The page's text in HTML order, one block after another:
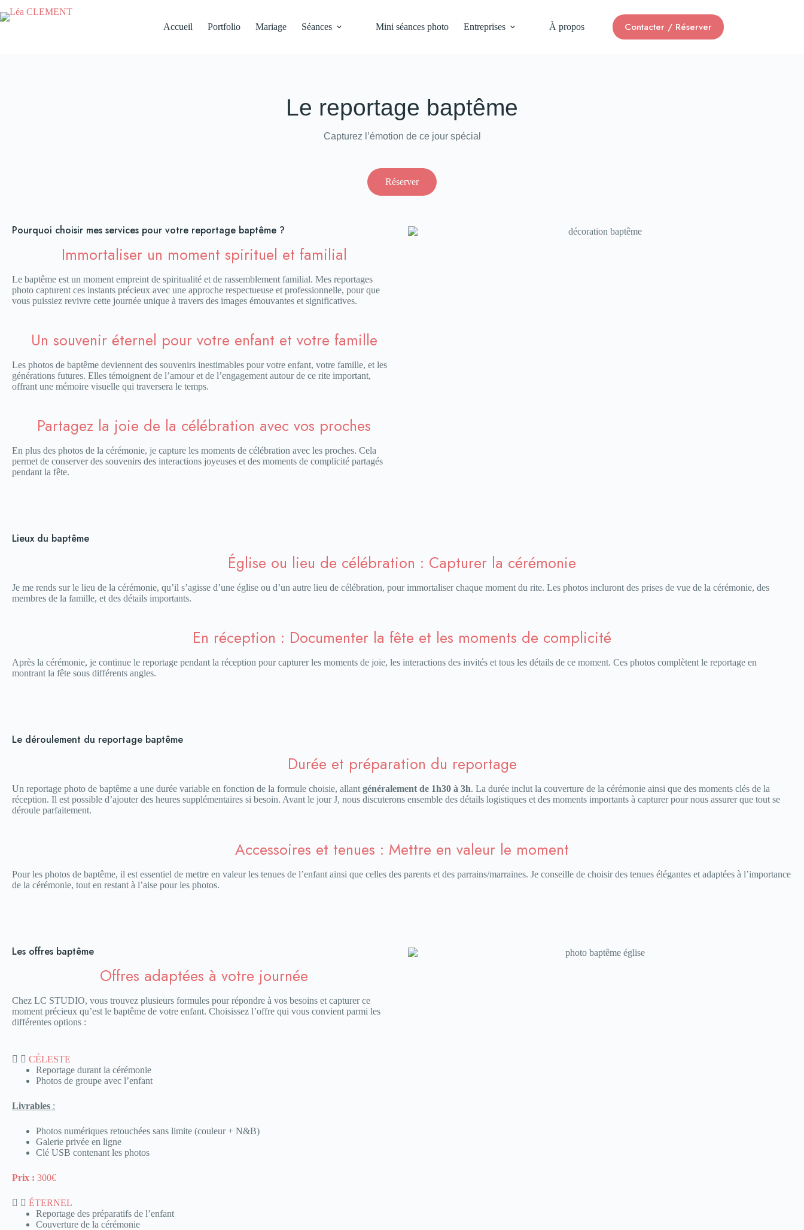
Accueil Portfolio Mariage Séances Mini séances photo Entreprises À propos Contacter / Réserver
Le reportage baptême
Capturez l’émotion de ce jour spécial
Réserver
Pourquoi choisir mes services pour votre reportage baptême ?
Immortaliser un moment spirituel et familial
Le baptême est un moment empreint de spiritualité et de rassemblement familial. Mes reportages
photo capturent ces instants précieux avec une approche respectueuse et professionnelle, pour que
vous puissiez revivre cette journée unique à travers des images émouvantes et significatives.
Un souvenir éternel pour votre enfant et votre famille
Les photos de baptême deviennent des souvenirs inestimables pour votre enfant, votre famille, et les
générations futures. Elles témoignent de l’amour et de l’engagement autour de ce rite important,
offrant une mémoire visuelle qui traversera le temps.
Partagez la joie de la célébration avec vos proches
En plus des photos de la cérémonie, je capture les moments de célébration avec les proches. Cela
permet de conserver des souvenirs des interactions joyeuses et des moments de complicité partagés
pendant la fête.
Lieux du baptême
Église ou lieu de célébration : Capturer la cérémonie
Je me rends sur le lieu de la cérémonie, qu’il s’agisse d’une église ou d’un autre lieu de célébration, pour immortaliser chaque moment du rite. Les photos incluront des prises de vue de la cérémonie, des
membres de la famille, et des détails importants.
En réception : Documenter la fête et les moments de complicité
Après la cérémonie, je continue le reportage pendant la réception pour capturer les moments de joie, les interactions des invités et tous les détails de ce moment. Ces photos complètent le reportage en
montrant la fête sous différents angles.
Le déroulement du reportage baptême
Durée et préparation du reportage
Un reportage photo de baptême a une durée variable en fonction de la formule choisie, allant généralement de 1h30 à 3h. La durée inclut la couverture de la cérémonie ainsi que des moments clés de la
réception. Il est possible d’ajouter des heures supplémentaires si besoin. Avant le jour J, nous discuterons ensemble des détails logistiques et des moments importants à capturer pour nous assurer que tout se
déroule parfaitement.
Accessoires et tenues : Mettre en valeur le moment
Pour les photos de baptême, il est essentiel de mettre en valeur les tenues de l’enfant ainsi que celles des parents et des parrains/marraines. Je conseille de choisir des tenues élégantes et adaptées à l’importance
de la cérémonie, tout en restant à l’aise pour les photos.
Les offres baptême
Offres adaptées à votre journée
Chez LC STUDIO, vous trouvez plusieurs formules pour répondre à vos besoins et capturer ce
moment précieux qu’est le baptême de votre enfant. Choisissez l’offre qui vous convient parmi les
différentes options :
CÉLESTE
Reportage durant la cérémonie
Photos de groupe avec l’enfant
Livrables :
Photos numériques retouchées sans limite (couleur + N&B)
Galerie privée en ligne
Clé USB contenant les photos
Prix : 300€
ÉTERNEL
Reportage des préparatifs de l’enfant
Couverture de la cérémonie